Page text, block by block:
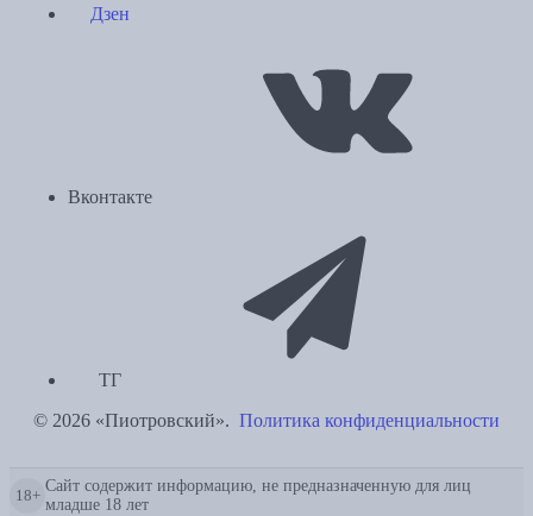
Дзен
Вконтакте
ТГ
© 2026 «Пиотровский». Политика конфиденциальности
18+
Сайт содержит информацию, не предназначенную для лиц
младше 18 лет